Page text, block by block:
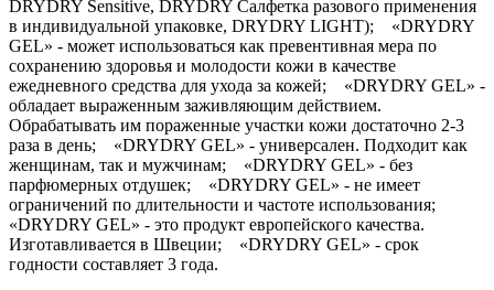
DRYDRY Sensitive, DRYDRY Салфетка разового применения
в индивидуальной упаковке, DRYDRY LIGHT); «DRYDRY
GEL» - может использоваться как превентивная мера по
сохранению здоровья и молодости кожи в качестве
ежедневного средства для ухода за кожей; «DRYDRY GEL» -
обладает выраженным заживляющим действием.
Обрабатывать им пораженные участки кожи достаточно 2-3
раза в день; «DRYDRY GEL» - универсален. Подходит как
женщинам, так и мужчинам; «DRYDRY GEL» - без
парфюмерных отдушек; «DRYDRY GEL» - не имеет
ограничений по длительности и частоте использования;
«DRYDRY GEL» - это продукт европейского качества.
Изготавливается в Швеции; «DRYDRY GEL» - срок
годности составляет 3 года.